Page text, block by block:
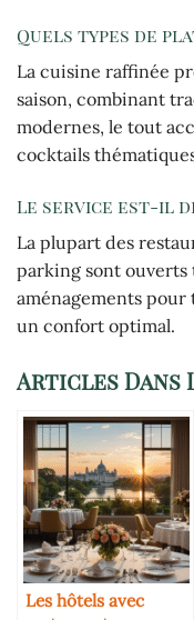
Quels types de
La cuisine raffinée
saison, combinant
modernes, le tout
cocktails
Le service est-il
La plupart des
parking sont ouverts
aménagements
un confort optimal.
Articles Dans
Les hôtels avec